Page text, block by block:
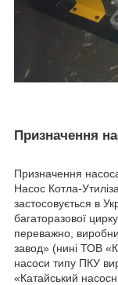
Призначення
Призначення
Насос Котла-
застосовується в
багаторазової
переважно,
завод» (нині ТОВ
насоси типу ПКУ
«Катайський